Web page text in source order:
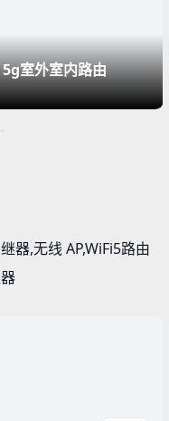
5g室外室内路由
器,无线 AP,WiFi5路由